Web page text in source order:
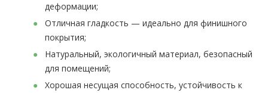
деформации;
Отличная гладкость — идеально для финишного
покрытия;
Натуральный, экологичный материал, безопасный
для помещений;
Хорошая несущая способность, устойчивость к